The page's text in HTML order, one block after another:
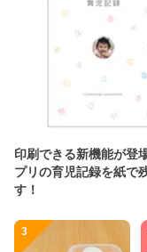
印刷できる新機能が
プリの育児記録を紙で
す！
3